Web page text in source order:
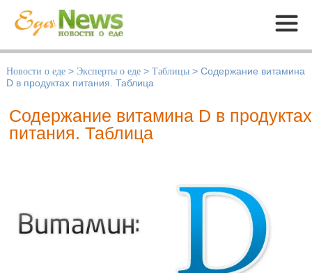
Меню
Новости о еде > Эксперты о еде > Таблицы > Содержание витамина
D в продуктах питания. Таблица
Содержание витамина D в продуктах
питания. Таблица